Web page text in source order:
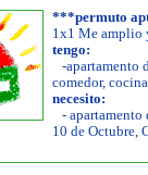
***permuto
1x1 Me amplio
tengo:
-apartamento
comedor,
necesito:
- apartamento
10 de Octubre,